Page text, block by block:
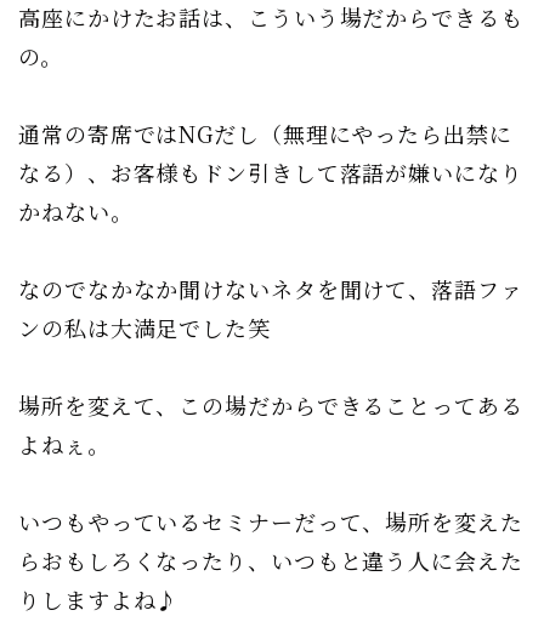
高座にかけたお話は、こういう場だからできるも
の。
通常の寄席ではNGだし（無理にやったら出禁に
なる）、お客様もドン引きして落語が嫌いになり
かねない。
なのでなかなか聞けないネタを聞けて、落語ファ
ンの私は大満足でした笑
場所を変えて、この場だからできることってある
よねぇ。
いつもやっているセミナーだって、場所を変えた
らおもしろくなったり、いつもと違う人に会えた
りしますよね♪